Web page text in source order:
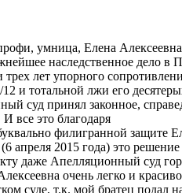
умница, Елена Алексеевна
наследственное дело в
лет упорного
и тотальной лжи его
суд принял законное,
все это благодаря
филигранной защите
апреля 2015 года) это
даже Апелляционный суд
очень легко и
суде, т.к. мой братец подал